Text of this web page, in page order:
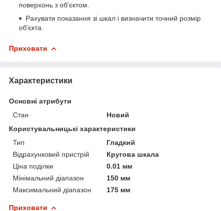
поверхонь з об'єктом.
Рахувати показання зі шкал і визначити точний розмір
об'єкта.
Приховати
Характеристики
Основні атрибути
Стан
Новий
Користувальницькі характеристики
Тип
Гладкий
Відрахунковий пристрій
Кругова шкала
Ціна поділки
0.01 мм
Мінімальний діапазон
150 мм
Максимальний діапазон
175 мм
Приховати